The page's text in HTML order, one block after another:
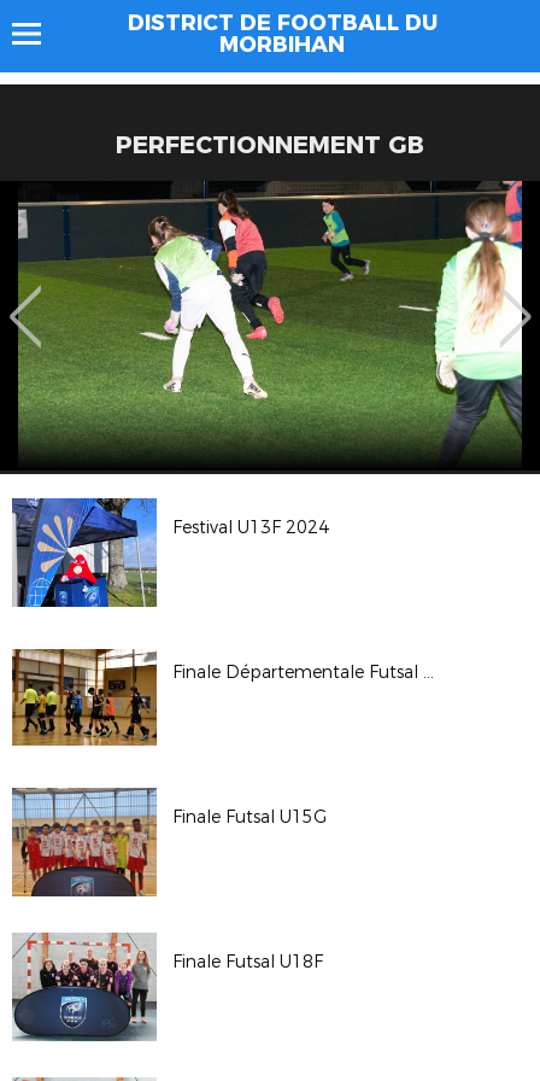
DISTRICT DE FOOTBALL DU
MORBIHAN
PERFECTIONNEMENT GB
Festival U13F 2024
Finale Départementale Futsal 2024
Finale Futsal U15G
Finale Futsal U18F